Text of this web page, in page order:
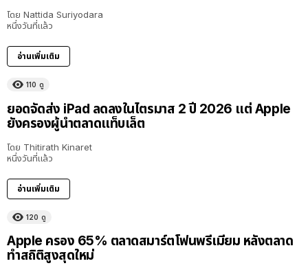
โดย Nattida Suriyodara
หนึ่งวันที่แล้ว
อ่านเพิ่มเติม
110 ดู
ยอดจัดส่ง iPad ลดลงในไตรมาส 2 ปี 2026 แต่ Apple
ยังครองผู้นำตลาดแท็บเล็ต
โดย Thitirath Kinaret
หนึ่งวันที่แล้ว
อ่านเพิ่มเติม
120 ดู
Apple ครอง 65% ตลาดสมาร์ตโฟนพรีเมียม หลังตลาด
ทำสถิติสูงสุดใหม่